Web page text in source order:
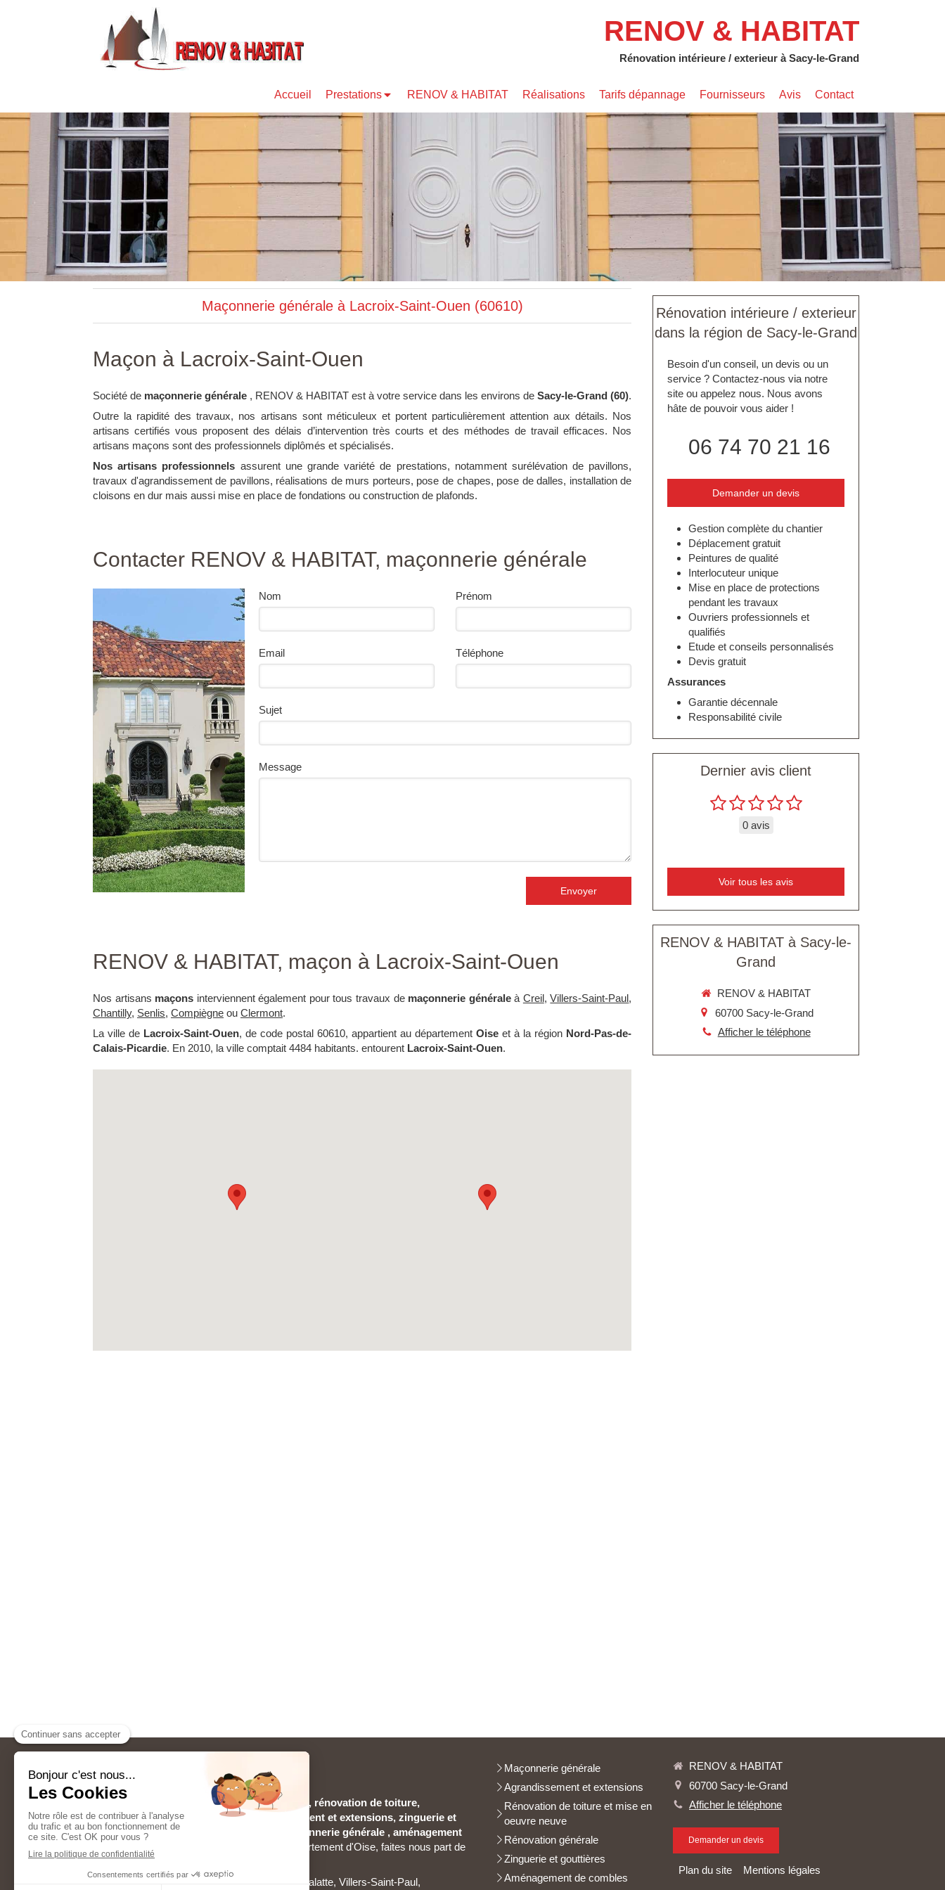
RENOV & HABITAT
Rénovation intérieure / exterieur à Sacy-le-Grand
Accueil Prestations RENOV & HABITAT Réalisations Tarifs dépannage Fournisseurs Avis Contact
Maçonnerie générale à Lacroix-Saint-Ouen (60610)
Maçon à Lacroix-Saint-Ouen
Société de maçonnerie générale , RENOV & HABITAT est à votre service dans les environs de Sacy-le-Grand (60).
Outre la rapidité des travaux, nos artisans sont méticuleux et portent particulièrement attention aux détails. Nos
artisans certifiés vous proposent des délais d’intervention très courts et des méthodes de travail efficaces. Nos
artisans maçons sont des professionnels diplômés et spécialisés.
Nos artisans professionnels assurent une grande variété de prestations, notamment surélévation de pavillons,
travaux d'agrandissement de pavillons, réalisations de murs porteurs, pose de chapes, pose de dalles, installation de
cloisons en dur mais aussi mise en place de fondations ou construction de plafonds.
Contacter RENOV & HABITAT, maçonnerie générale
Nom Prénom
Email Téléphone
Sujet
Message
Envoyer
RENOV & HABITAT, maçon à Lacroix-Saint-Ouen
Nos artisans maçons interviennent également pour tous travaux de maçonnerie généraleà Creil,Villers-Saint-Paul,
Chantilly, Senlis, Compiègne ou Clermont.
La ville de Lacroix-Saint-Ouen, de code postal 60610, appartient au départementOise et à la région Nord-Pas-de-
Calais-Picardie. En 2010, la ville comptait 4484 habitants. entourent Lacroix-Saint-Ouen.
Rénovation intérieure / exterieur
dans la région de Sacy-le-Grand
Besoin d'un conseil, un devis ou un
service ? Contactez-nous via notre
site ou appelez nous. Nous avons
hâte de pouvoir vous aider !
06 74 70 21 16
Demander un devis
Gestion complète du chantier
Déplacement gratuit
Peintures de qualité
Interlocuteur unique
Mise en place de protections
pendant les travaux
Ouvriers professionnels et
qualifiés
Etude et conseils personnalisés
Devis gratuit
Assurances
Garantie décennale
Responsabilité civile
Dernier avis client
0 avis
Voir tous les avis
RENOV & HABITAT à Sacy-le-
Grand
RENOV & HABITAT
60700 Sacy-le-Grand
Afficher le téléphone
RENOV & HABITAT
Pour tous vos travaux de rénovation générale, rénovation de toiture,
aménagement de salle de bain, agrandissement et extensions, zinguerie et
gouttières, aménagement de combles, maçonnerie générale , aménagement
et dans tout le département d'Oise, faites nous part de
vos projets !
Liancourt, Pont-Sainte-Maxence, Verneuil-en-Halatte, Villers-Saint-Paul,
Maçonnerie générale
Agrandissement et extensions
Rénovation de toiture et mise en
oeuvre neuve
Rénovation générale
Zinguerie et gouttières
Aménagement de combles
RENOV & HABITAT
60700 Sacy-le-Grand
Afficher le téléphone
Demander un devis
Plan du site Mentions légales